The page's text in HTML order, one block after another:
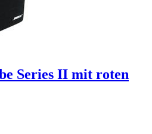
Series II mit roten